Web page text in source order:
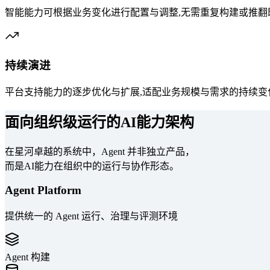
智能能力可根据业务变化进行配置与调整,无需重复构建或推翻
持续演进
平台支持能力的逐步优化与扩展,适配业务规模与需求的持续变
面向组织级运行的AI能力架构
在星河卓越的系统中，Agent 并非独立产品，
而是AI能力在组织中的运行与协作形态。
Agent Platform
提供统一的 Agent 运行、治理与评测环境
Agent 构建